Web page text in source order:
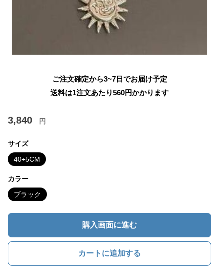
ご注文確定から3~7日でお届け予定
送料は1注文あたり560円かかります
3,840 円
サイズ
40+5CM
カラー
ブラック
購入画面に進む
カートに追加する